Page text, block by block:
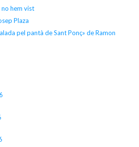
no hem vist
Plaza
pel pantà de Sant Ponç» de Ramon